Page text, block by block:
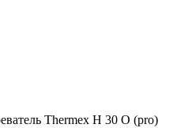
Thermex H 30 O (pro)